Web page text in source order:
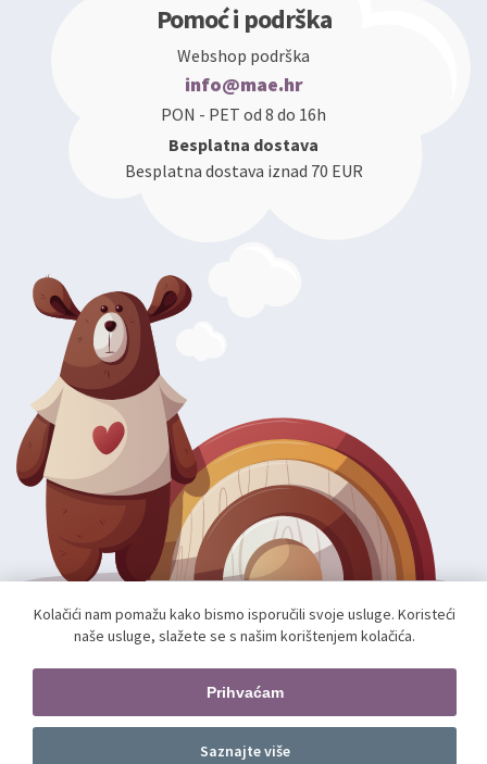
Dodajte u košaricu
Pomoć i podrška
Webshop podrška
info@mae.hr
PON - PET od 8 do 16h
Besplatna dostava
Besplatna dostava iznad 70 EUR
Autorska prava; 2026 mae.hr. Sva prava pridržana.
Web shop izradio:unamente.agency
Pratite nas
Kolačići nam pomažu kako bismo isporučili svoje usluge. Koristeći
naše usluge, slažete se s našim korištenjem kolačića.
Prihvaćam
Saznajte više